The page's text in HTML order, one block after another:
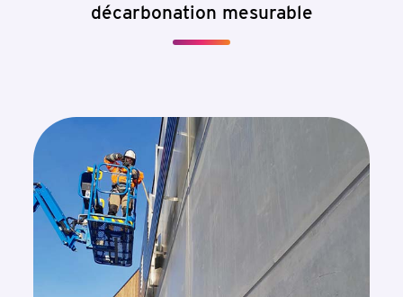
décarbonation mesurable